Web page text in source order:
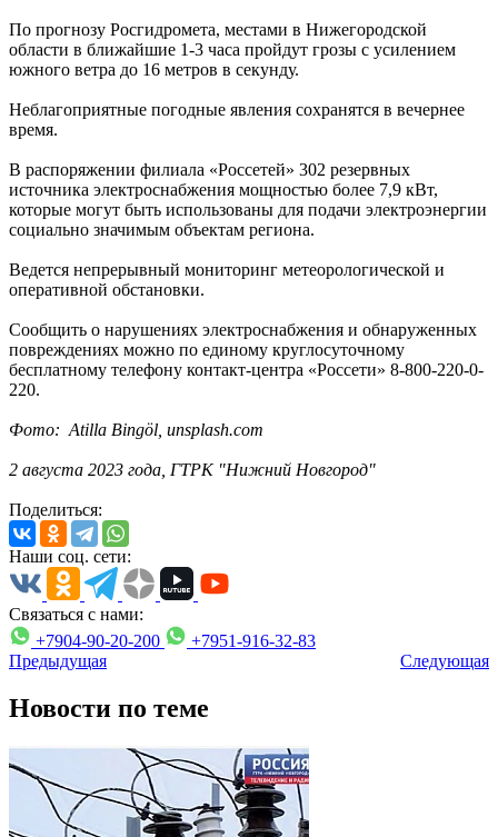
По прогнозу Росгидромета, местами в Нижегородской
области в ближайшие 1-3 часа пройдут грозы с усилением
южного ветра до 16 метров в секунду.
Неблагоприятные погодные явления сохранятся в вечернее
время.
В распоряжении филиала «Россетей» 302 резервных
источника электроснабжения мощностью более 7,9 кВт,
которые могут быть использованы для подачи электроэнергии
социально значимым объектам региона.
Ведется непрерывный мониторинг метеорологической и
оперативной обстановки.
Сообщить о нарушениях электроснабжения и обнаруженных
повреждениях можно по единому круглосуточному
бесплатному телефону контакт-центра «Россети» 8-800-220-0-
220.
Фото: Atilla Bingöl unsplash.com
2 августа 2023 года, ГТРК "Нижний Новгород"
Поделиться:
Наши соц. сети:
Связаться с нами:
+7904-90-20-200
+7951-916-32-83
Предыдущая
Следующая
Новости по теме